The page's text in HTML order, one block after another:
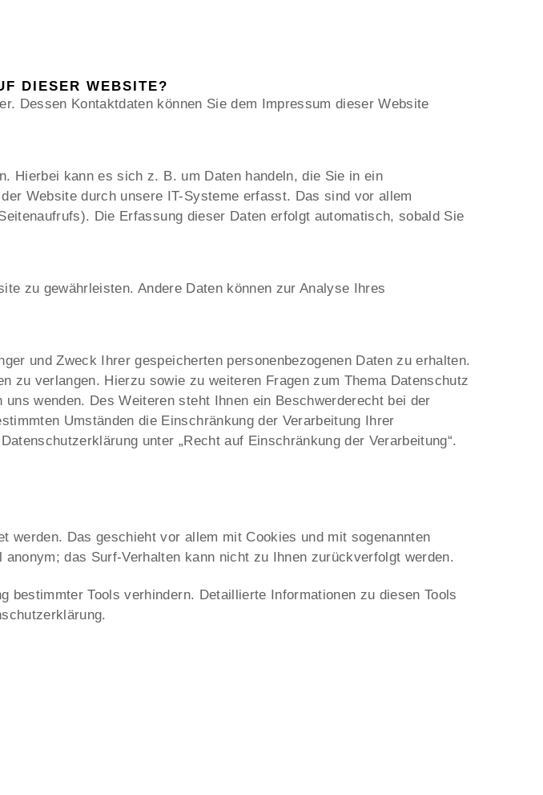
DIESER WEBSITE?
Dessen Kontaktdaten können Sie dem Impressum dieser Website
Hierbei kann es sich z. B. um Daten handeln, die Sie in ein
Website durch unsere IT-Systeme erfasst. Das sind vor allem
Die Erfassung dieser Daten erfolgt automatisch, sobald Sie
zu gewährleisten. Andere Daten können zur Analyse Ihres
und Zweck Ihrer gespeicherten personenbezogenen Daten zu erhalten.
zu verlangen. Hierzu sowie zu weiteren Fragen zum Thema Datenschutz
wenden. Des Weiteren steht Ihnen ein Beschwerderecht bei der
Umständen die Einschränkung der Verarbeitung Ihrer
unter „Recht auf Einschränkung der Verarbeitung“.
Das geschieht vor allem mit Cookies und mit sogenannten
das Surf-Verhalten kann nicht zu Ihnen zurückverfolgt werden.
Tools verhindern. Detaillierte Informationen zu diesen Tools